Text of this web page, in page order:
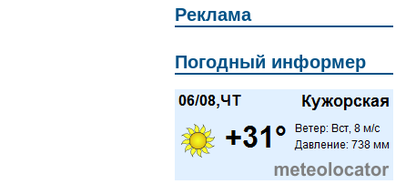
Реклама
Погодный информер